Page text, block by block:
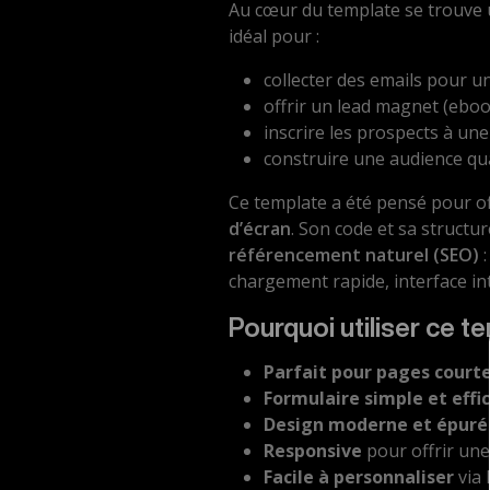
Au cœur du template se trouve
idéal pour :
collecter des emails pour
offrir un lead magnet
inscrire les prospects à
construire une audience
Ce template a été pensé pour
d’écran. Son code et sa
référencement naturel (SEO)
chargement rapide, interface
Pourquoi utiliser ce
Parfait pour pages courtes
Formulaire simple et
Design moderne et épuré
Responsive pour offrir
Facile à personnaliservia